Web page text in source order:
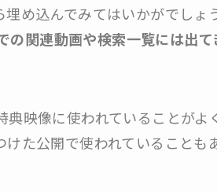
め込んでみてはいかがでしょ
関連動画や検索一覧には出て
映像に使われていることがよ
た公開で使われていることも